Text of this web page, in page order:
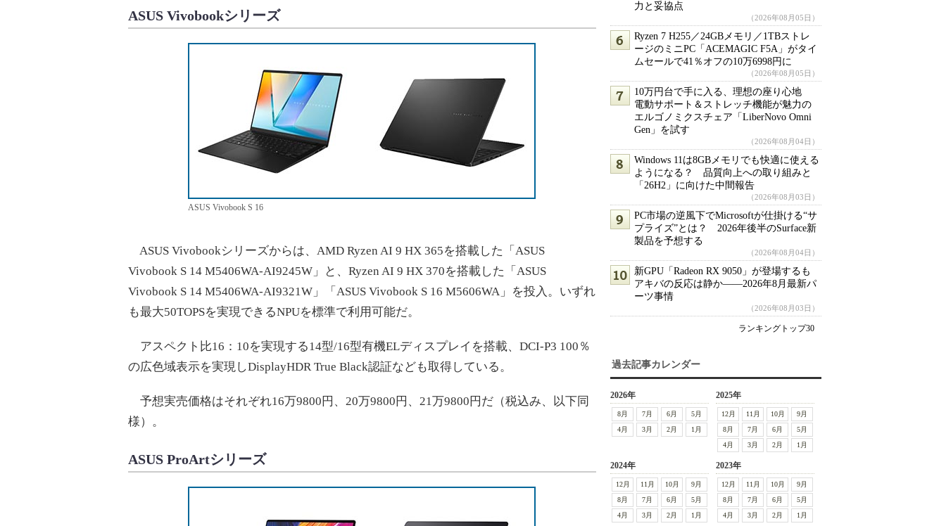
ASUS Vivobookシリーズ
ASUS Vivobook S 16
ASUS Vivobookシリーズからは、AMD Ryzen AI 9 HX 365を搭載した「ASUS
Vivobook S 14 M5406WA-AI9245W」と、Ryzen AI 9 HX 370を搭載した「ASUS
Vivobook S 14 M5406WA-AI9321W」「ASUS Vivobook S 16 M5606WA」を投入。いずれ
も最大50TOPSを実現できるNPUを標準で利用可能だ。
アスペクト比16：10を実現する14型/16型有機ELディスプレイを搭載、DCI-P3 100％
の広色域表示を実現しDisplayHDR True Black認証なども取得している。
予想実売価格はそれぞれ16万9800円、20万9800円、21万9800円だ（税込み、以下同
様）。
ASUS ProArtシリーズ
力と妥協点
（2026年08月05日）
Ryzen 7 H255／24GBメモリ／1TBストレ
ージのミニPC「ACEMAGIC F5A」がタイ
ムセールで41％オフの10万6998円に
（2026年08月05日）
10万円台で手に入る、理想の座り心地
電動サポート＆ストレッチ機能が魅力の
エルゴノミクスチェア「LiberNovo Omni
Gen」を試す
（2026年08月04日）
Windows 11は8GBメモリでも快適に使える
ようになる？ 品質向上への取り組みと
「26H2」に向けた中間報告
（2026年08月03日）
PC市場の逆風下でMicrosoftが仕掛ける“サ
プライズ”とは？ 2026年後半のSurface新
製品を予想する
（2026年08月04日）
新GPU「Radeon RX 9050」が登場するも
アキバの反応は静か――2026年8月最新パ
ーツ事情
（2026年08月03日）
ランキングトップ30
過去記事カレンダー
2026年
8月 7月 6月
5月
4月
3月 2月 1月
2025年
12月 11月 10月
9月
8月
7月 6月
5月
4月
3月 2月 1月
2024年
12月 11月 10月
9月
8月
7月 6月
5月
4月
3月 2月 1月
2023年
12月 11月 10月
9月
8月
7月 6月
5月
4月
3月 2月 1月